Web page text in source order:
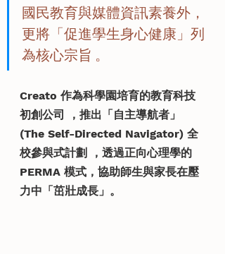
國民教育與媒體資訊素養外，
更將「促進學生身心健康」列
為核心宗旨 。
Creato 作為科學園培育的教育科技
初創公司 ，推出「自主導航者」
(The Self-Directed Navigator) 全
校參與式計劃 ，透過正向心理學的
PERMA 模式，協助師生與家長在壓
力中「茁壯成長」。